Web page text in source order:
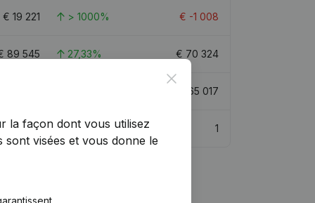
€ 19 221 > 1000% € -1 008
89 545 27,33% € 70 324
65 017
1 1
Close
la façon dont vous utilisez
visées et vous donne le